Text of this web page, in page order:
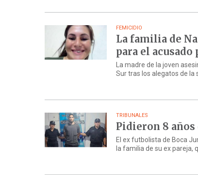
FEMICIDIO
La familia de
para el
La madre de la joven
Sur tras los alegatos de la
TRIBUNALES
Pidieron 8
El ex futbolista de Boca
la familia de su ex pareja,